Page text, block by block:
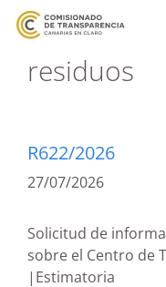
residuos
R622/2026
27/07/2026
Solicitud de
sobre el Centro de
|Estimatoria